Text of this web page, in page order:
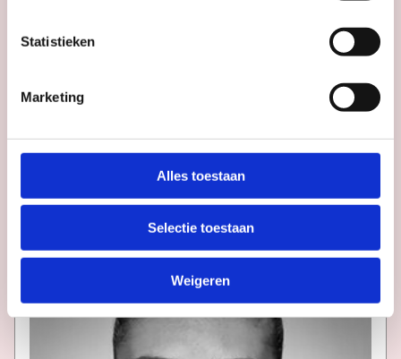
Statistieken
Marketing
Alles toestaan
Selectie toestaan
Weigeren
Meer in
Utrecht